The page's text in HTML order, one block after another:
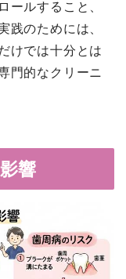
ールすること、
践のためには、
けでは十分とは
門的なクリーニ
響